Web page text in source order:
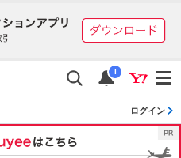
i
ログイン